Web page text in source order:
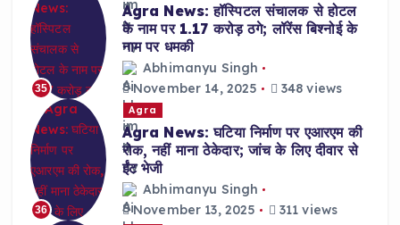
35
Agra News: हॉस्पिटल संचालक से होटल
के नाम पर 1.17 करोड़ ठगे; लॉरेंस बिश्नोई के
नाम पर धमकी
Abhimanyu Singh
November 14, 2025
348 views
36
Agra
Agra News: घटिया निर्माण पर एआरएम की
रोक, नहीं माना ठेकेदार; जांच के लिए दीवार से
ईंट भेजी
Abhimanyu Singh
November 13, 2025
311 views